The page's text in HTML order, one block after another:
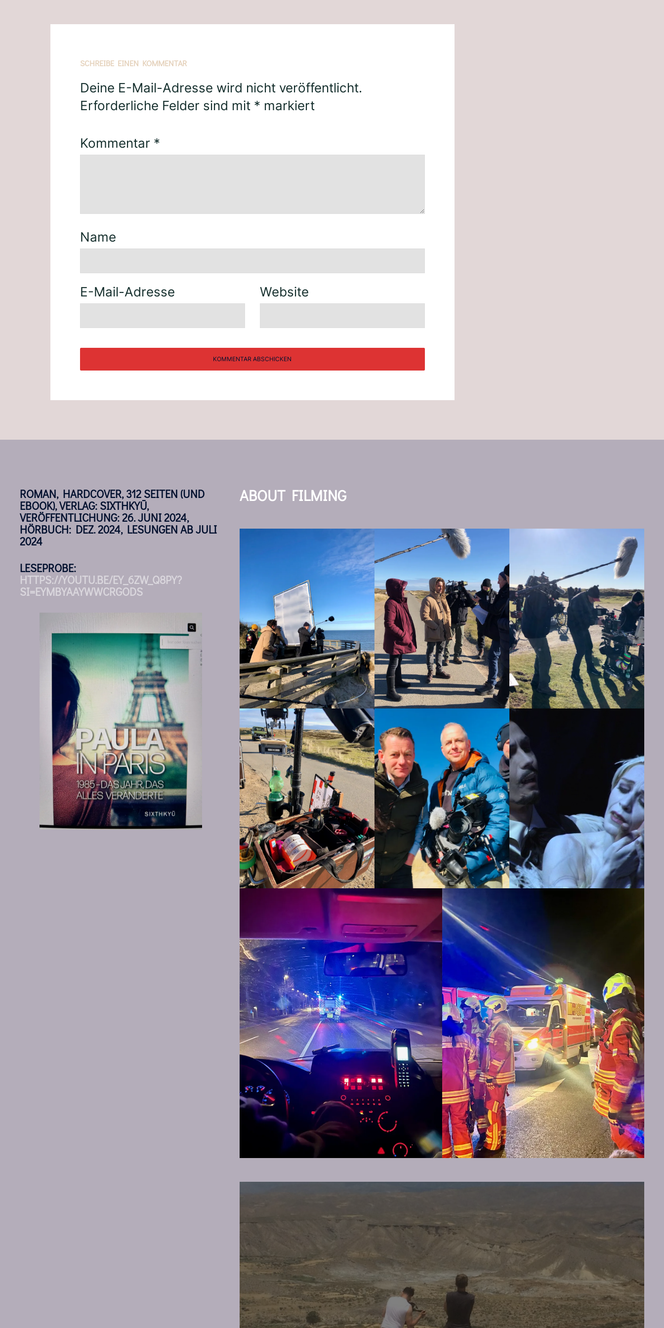
SCHREIBE EINEN KOMMENTAR
Deine E-Mail-Adresse wird nicht veröffentlicht.
Erforderliche Felder sind mit * markiert
Kommentar *
Name
E-Mail-Adresse Website
ROMAN, HARDCOVER, 312 SEITEN (UND
EBOOK), VERLAG: SIXTHKYŪ,
VERÖFFENTLICHUNG: 26. JUNI 2024,
HÖRBUCH: DEZ. 2024, LESUNGEN AB JULI
2024
LESEPROBE:
HTTPS://YOUTU.BE/EY_6ZW_Q8PY?
SI=EYMBYAAYWWCRGODS
ABOUT FILMING